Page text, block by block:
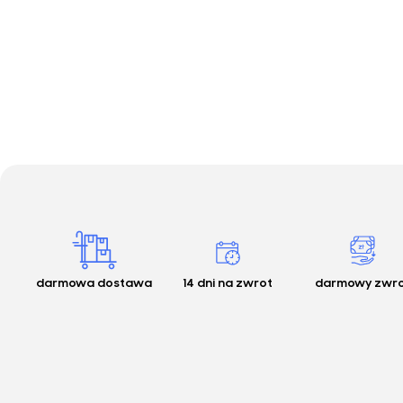
darmowa dostawa 14 dni na zwrot darmowy